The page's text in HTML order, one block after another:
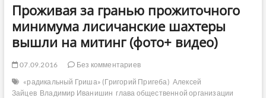
Проживая за гранью прожиточного
минимума лисичанские шахтеры
вышли на митинг (фото+ видео)
07.09.2016
Без комментариев
«радикальный Гриша» (Григорий Пригеба) Алексей
Зайцев Владимир Иванишин глава общественной организации